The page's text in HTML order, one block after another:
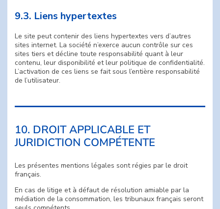
9.3. Liens hypertextes
Le site peut contenir des liens hypertextes vers d’autres
sites internet. La société n’exerce aucun contrôle sur ces
sites tiers et décline toute responsabilité quant à leur
contenu, leur disponibilité et leur politique de confidentialité.
L’activation de ces liens se fait sous l’entière responsabilité
de l’utilisateur.
10. DROIT APPLICABLE ET
JURIDICTION COMPÉTENTE
Les présentes mentions légales sont régies par le droit
français.
En cas de litige et à défaut de résolution amiable par la
médiation de la consommation, les tribunaux français seront